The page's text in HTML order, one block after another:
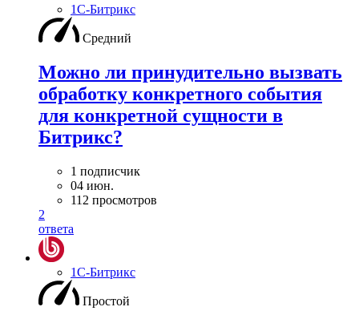
1С-Битрикс
Средний
Можно ли принудительно вызвать
обработку конкретного события
для конкретной сущности в
Битрикс?
1 подписчик
04 июн.
112 просмотров
2
ответа
1С-Битрикс
Простой